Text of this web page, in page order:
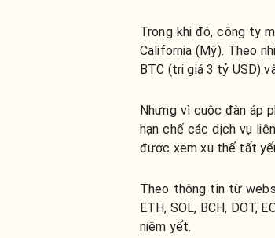
Trong khi đó, công ty
California (Mỹ). Theo
BTC (trị giá 3 tỷ USD)
Nhưng vì cuộc đàn áp
hạn chế các dịch vụ
được xem xu thế tất
Theo thông tin từ
ETH, SOL, BCH, DOT,
niêm yết.